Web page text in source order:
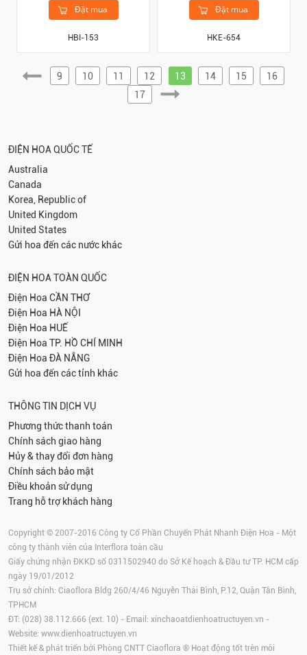
Đặt mua
HBI-153
Đặt mua
HKE-654
9 10 11 12 13 14 15
16
17
ĐIỆN HOA QUỐC TẾ
Australia
Canada
Korea, Republic of
United Kingdom
United States
Gửi hoa đến các nước khác
ĐIỆN HOA TOÀN QUỐC
Điện Hoa CẦN THƠ
Điện Hoa HÀ NỘI
Điện Hoa HUẾ
Điện Hoa TP. HỒ CHÍ MINH
Điện Hoa ĐÀ NẴNG
Gửi hoa đến các tỉnh khác
THÔNG TIN DỊCH VỤ
Phương thức thanh toán
Chính sách giao hàng
Hủy & thay đổi đơn hàng
Chính sách bảo mật
Điều khoản sử dụng
Trang hỗ trợ khách hàng
Copyright © 2007-2016 Công ty Cổ Phần Chuyển Phát Nhanh Điện Hoa - Một
công ty thành viên của Interflora toàn cầu
Giấy chứng nhận ĐKKD số 0311502940 do Sở Kế hoạch & Đầu tư TP. HCM cấp
ngày 19/01/2012
Trụ sở chính: Ciaoflora Bldg 260/4/46 Nguyễn Thái Bình, P.12, Quận Tân Bình,
TPHCM
ĐT: (028) 38.112.666 (ext. 10) - Email: xinchaoatdienhoatructuyen.vn -
Website: www.dienhoatructuyen.vn
Thiết kế & phát triển bởi Phòng CNTT Ciaoflora ® Hoạt động tốt trên môi